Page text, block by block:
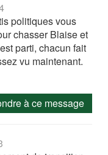
politiques vous
chasser Blaise et
parti, chacun fait
vu maintenant.
à ce message